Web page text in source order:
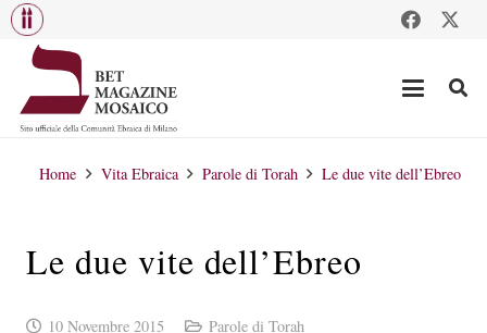
Home Vita Ebraica Parole di Torah Le due vite dell’Ebreo
Le due vite dell’Ebreo
10 Novembre 2015 Parole di Torah